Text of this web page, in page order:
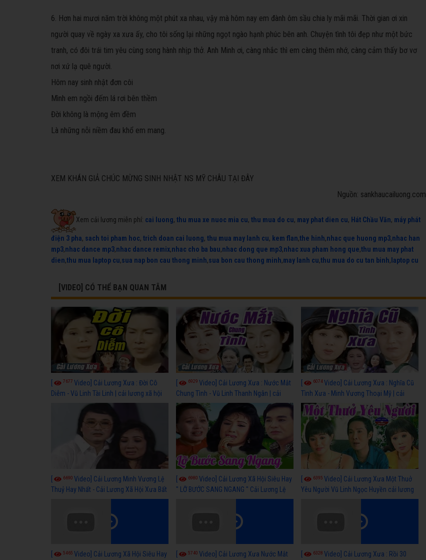
6. Hơn hai mươi năm trời không một phút xa nhau, vậy mà hôm nay em đành ôm sầu chia ly mãi mãi. Thời gian ơi xin
người quay về ngày xa xưa ấy, cho tôi sống lại những ngọt ngào hạnh phúc bên anh. Chuyện tình tôi đẹp như một bức
tranh, có đôi trái tim yêu cùng song hành nhịp thở. Anh Minh ơi, càng nhắc thì em càng thêm nhớ, càng cảm thấy bơ vơ
nơi xứ lạ quê người.
Hôm nay sinh nhật đơn côi
Mình em ngồi đếm lá rơi bên thềm
Đời không là mộng êm đềm
Là những nỗi niềm đau khổ em mang.
XEM KHÁN GIẢ CHÚC MỪNG SINH NHẬT NS MỸ CHÂU TẠI ĐÂY
Nguồn: sankhaucailuong.com
Xem cải lương miễn phí: cai luong, thu mua xe nuoc mia cu, thu mua do cu, may phat dien cu, Hát Chầu Văn, máy phát
điện 3 pha, sach toi pham hoc, trich doan cai luong, thu mua may lanh cu, kem flan,the hinh,nhac que huong mp3,nhac han
mp3,nhac dance mp3,nhac dance remix,nhac cho ba bau,nhac dong que mp3,nhac xua pham hong que,thu mua may phat
dien,thu mua laptop cu,sua nap bon cau thong minh,sua bon cau thong minh,may lanh cu,thu mua do cu tan binh, laptop cu
[VIDEO] CÓ THỂ BẠN QUAN TÂM
7677 Video] Cải Lương Xưa : Đời Cô
Diễm - Vũ Linh Tài Linh | cải lương xã hội
6929 Video] Cải Lương Xưa : Nước Mắt
Chung Tình - Vũ Linh Thanh Ngân | cải
lương xã hội hay nhất
6074Video] Cải Lương Xưa : Nghĩa Cũ
Tình Xưa - Minh Vương Thoại Mỹ | cải
lương xã hội hay nhất
6690 Video] Cải Lương Minh Vương Lệ
Thuỷ Hay Nhất - Cải Lương Xã Hội Xưa Bất
6980 Video] Cải Lương Xã Hội Siêu Hay
" LỠ BƯỚC SANG NGANG " Cải Lương Lệ
Thuỷ, Thanh Tuấn, Hồng Nga
6395 Video] Cải Lương Xưa Một Thuở
Yêu Người Vũ Linh Ngọc Huyền cải lương
5465 Video] Cải Lương Xã Hội Siêu Hay 5740 Video] Cải Lương Xưa Nước Mắt 6328 Video] Cải Lương Xưa : Rồi 30